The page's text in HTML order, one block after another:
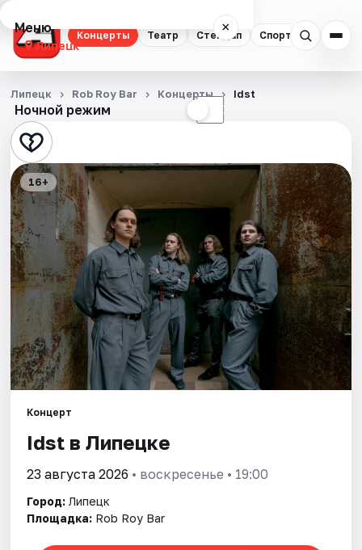
Концерты Театр Стендап Спорт
Меню ×
Липецк
Концерты
Театр
Стендап
Спорт
События
Города
Площадки
Артисты
Ночной режим ☾
Липецк Rob Roy Bar Концерты Idst
16+
Концерт
Idst в Липецке
23 августа 2026 • воскресенье • 19:00
Город: Липецк
Площадка: Rob Roy Bar